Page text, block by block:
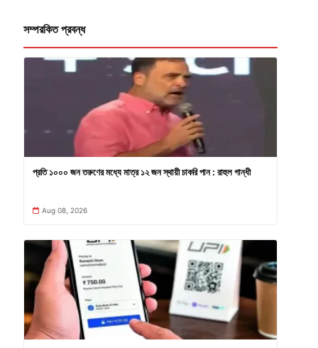
সম্পরকিত প্রবন্ধ
প্রতি ১০০০ জন তরুণের মধ্যে মাত্র ১২ জন স্থায়ী চাকরি পান : রাহুল গান্ধী
Aug 08, 2026